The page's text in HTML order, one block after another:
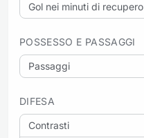
Gol nei minuti di recupero
POSSESSO E PASSAGGI
Passaggi
DIFESA
Contrasti